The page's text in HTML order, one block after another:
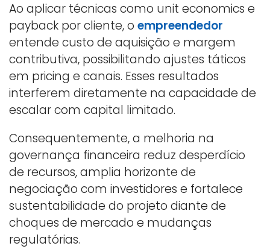
Ao aplicar técnicas como unit economics e
payback por cliente, o empreendedor
entende custo de aquisição e margem
contributiva, possibilitando ajustes táticos
em pricing e canais. Esses resultados
interferem diretamente na capacidade de
escalar com capital limitado.
Consequentemente, a melhoria na
governança financeira reduz desperdício
de recursos, amplia horizonte de
negociação com investidores e fortalece
sustentabilidade do projeto diante de
choques de mercado e mudanças
regulatórias.